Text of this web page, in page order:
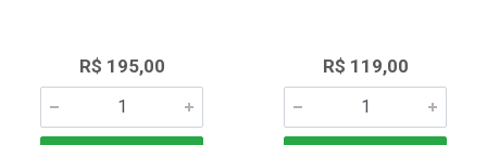
R$ 195,00 R$ 119,00